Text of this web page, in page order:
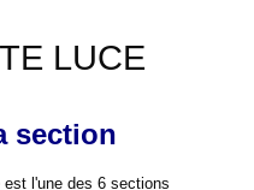
LUCE
section
l'une des 6 sections